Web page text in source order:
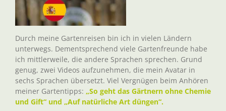
Durch meine Gartenreisen bin ich in vielen Ländern
unterwegs. Dementsprechend viele Gartenfreunde habe
ich mittlerweile, die andere Sprachen sprechen. Grund
genug, zwei Videos aufzunehmen, die mein Avatar in
sechs Sprachen übersetzt. Viel Vergnügen beim Anhören
meiner Gartentipps: „So geht das Gärtnern ohne Chemie
und Gift“ und „Auf natürliche Art düngen“.